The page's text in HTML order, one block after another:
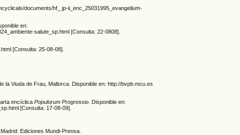
documents/hf_ jp-ii_enc_25031995_evangelium-
en:
salute_sp.html [Consulta: 22-0808].
[Consulta: 25-08-08].
la Viuda de Frau, Mallorca. Disponible en: http://bvpb.mcu.es
encíclicaPopulorum Progressio . Disponible en:
[Consulta: 17-08-09].
, Madrid: Ediciones Mundi-Prensa.